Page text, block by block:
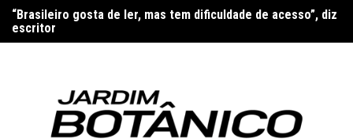
para
o
“Brasileiro gosta de ler, mas tem dificuldade de acesso”, diz
escritor